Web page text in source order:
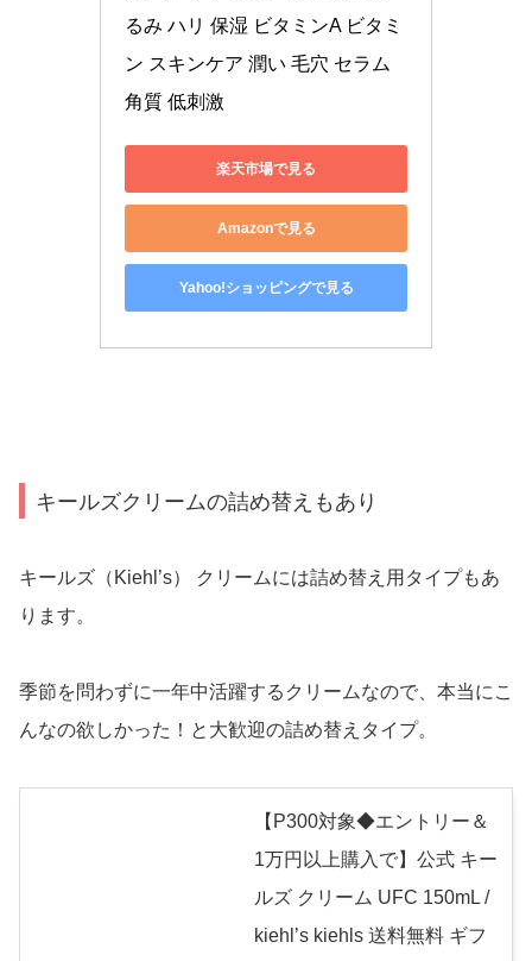
るみ ハリ 保湿 ビタミンA ビタミ
ン スキンケア 潤い 毛穴 セラム
角質 低刺激
楽天市場で見る
Amazonで見る
Yahoo!ショッピングで見る
キールズクリームの詰め替えもあり
キールズ（Kiehl’s） クリームには詰め替え用タイプもあ
ります。
季節を問わずに一年中活躍するクリームなので、本当にこ
んなの欲しかった！と大歓迎の詰め替えタイプ。
【P300対象◆エントリー＆
1万円以上購入で】公式 キー
ルズ クリーム UFC 150mL /
kiehl’s kiehls 送料無料 ギフ